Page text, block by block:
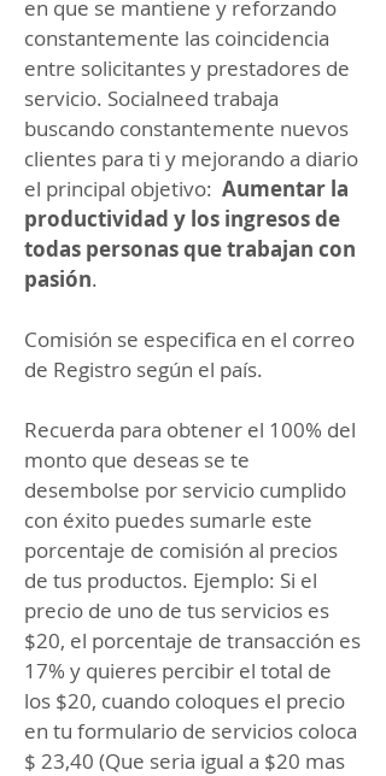
en que se mantiene y reforzando
constantemente las coincidencia
entre solicitantes y prestadores de
servicio. Socialneed trabaja
buscando constantemente nuevos
clientes para ti y mejorando a diario
el principal objetivo: Aumentar la
productividad y los ingresos de
todas personas que trabajan con
pasión.
Comisión se especifica en el correo
de Registro según el país.
Recuerda para obtener el 100% del
monto que deseas se te
desembolse por servicio cumplido
con éxito puedes sumarle este
porcentaje de comisión al precios
de tus productos. Ejemplo: Si el
precio de uno de tus servicios es
$20, el porcentaje de transacción es
17% y quieres percibir el total de
los $20, cuando coloques el precio
en tu formulario de servicios coloca
$ 23,40 (Que seria igual a $20 mas